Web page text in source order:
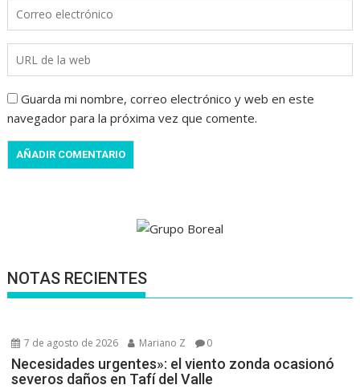
Guarda mi nombre, correo electrónico y web en este
navegador para la próxima vez que comente.
NOTAS RECIENTES
7 de agosto de 2026 Mariano Z 0
Necesidades urgentes»: el viento zonda ocasionó
severos daños en Tafí del Valle